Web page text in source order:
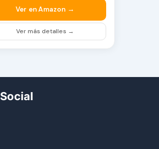
Ver en Amazon →
Ver más detalles →
Social